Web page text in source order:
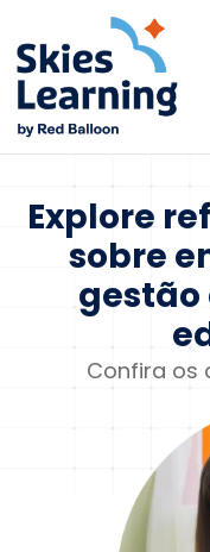
Explore
sobre
gestão
Confira os